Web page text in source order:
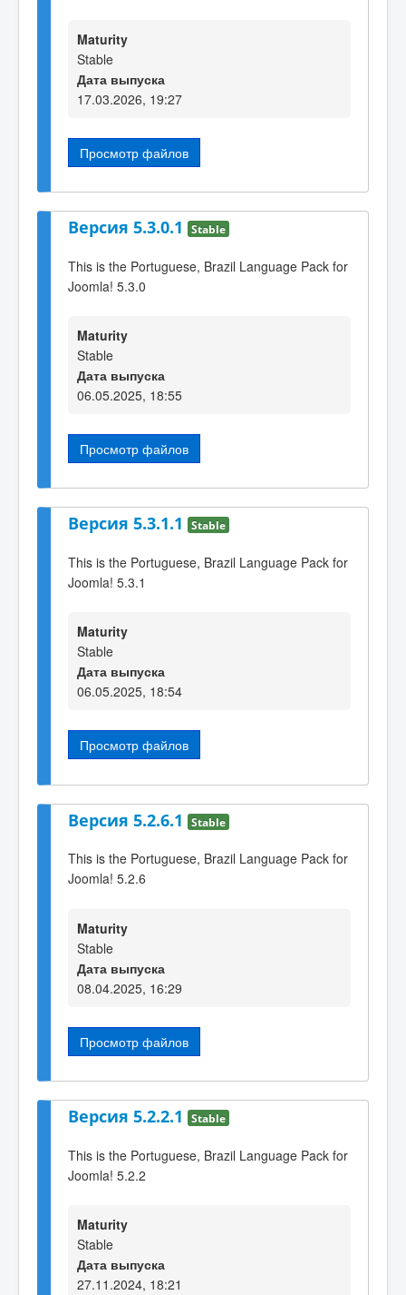
Maturity
Stable
Дата выпуска
17.03.2026, 19:27
Просмотр файлов
Версия 5.3.0.1 Stable
This is the Portuguese, Brazil Language Pack for
Joomla! 5.3.0
Maturity
Stable
Дата выпуска
06.05.2025, 18:55
Просмотр файлов
Версия 5.3.1.1 Stable
This is the Portuguese, Brazil Language Pack for
Joomla! 5.3.1
Maturity
Stable
Дата выпуска
06.05.2025, 18:54
Просмотр файлов
Версия 5.2.6.1 Stable
This is the Portuguese, Brazil Language Pack for
Joomla! 5.2.6
Maturity
Stable
Дата выпуска
08.04.2025, 16:29
Просмотр файлов
Версия 5.2.2.1 Stable
This is the Portuguese, Brazil Language Pack for
Joomla! 5.2.2
Maturity
Stable
Дата выпуска
27.11.2024, 18:21